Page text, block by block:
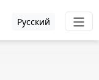
Русский